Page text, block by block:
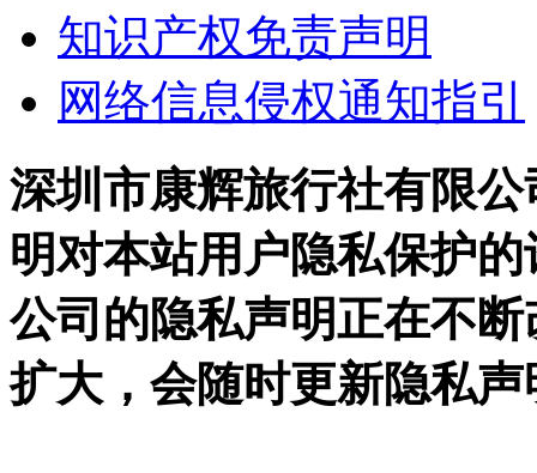
知识产权免责声明
网络信息侵权通知指引
深圳市康辉旅行社有限公
明对本站用户隐私保护
公司的隐私声明正在不
扩大，会随时更新隐私声